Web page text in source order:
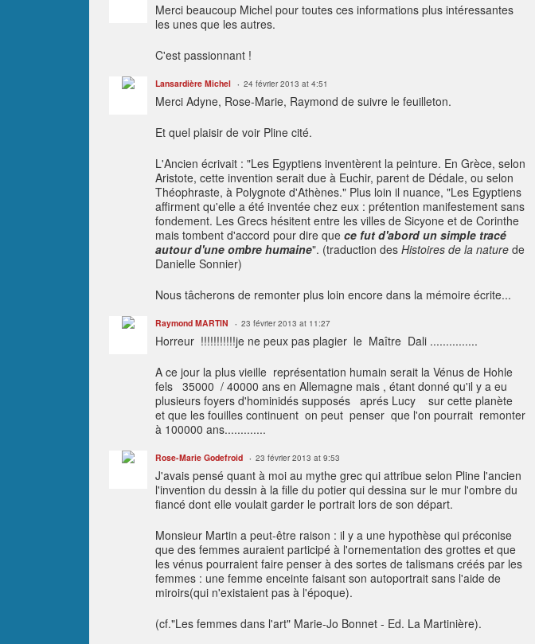
Merci beaucoup Michel pour toutes ces informations plus intéressantes
les unes que les autres.
C'est passionnant !
Lansardière Michel 24 février 2013 at 4:51
Merci Adyne, Rose-Marie, Raymond de suivre le feuilleton.
Et quel plaisir de voir Pline cité.
L'Ancien écrivait : "Les Egyptiens inventèrent la peinture. En Grèce, selon
Aristote, cette invention serait due à Euchir, parent de Dédale, ou selon
Théophraste, à Polygnote d'Athènes." Plus loin il nuance, "Les Egyptiens
affirment qu'elle a été inventée chez eux : prétention manifestement sans
fondement. Les Grecs hésitent entre les villes de Sicyone et de Corinthe
mais tombent d'accord pour dire que ce fut d'abord un simple tracé
autour d'une ombre humaine". (traduction des Histoires de la nature de
Danielle Sonnier)
Nous tâcherons de remonter plus loin encore dans la mémoire écrite...
Raymond MARTIN 23 février 2013 at 11:27
Horreur !!!!!!!!!!!je ne peux pas plagier le Maître Dali ...............
A ce jour la plus vieille représentation humain serait la Vénus de Hohle
fels 35000 / 40000 ans en Allemagne mais , étant donné qu'il y a eu
plusieurs foyers d'hominidés supposés aprés Lucy sur cette planète
et que les fouilles continuent on peut penser que l'on pourrait remonter
à 100000 ans.............
Rose-Marie Godefroid 23 février 2013 at 9:53
J'avais pensé quant à moi au mythe grec qui attribue selon Pline l'ancien
l'invention du dessin à la fille du potier qui dessina sur le mur l'ombre du
fiancé dont elle voulait garder le portrait lors de son départ.
Monsieur Martin a peut-être raison : il y a une hypothèse qui préconise
que des femmes auraient participé à l'ornementation des grottes et que
les vénus pourraient faire penser à des sortes de talismans créés par les
femmes : une femme enceinte faisant son autoportrait sans l'aide de
miroirs(qui n'existaient pas à l'époque).
(cf."Les femmes dans l'art" Marie-Jo Bonnet - Ed. La Martinière).